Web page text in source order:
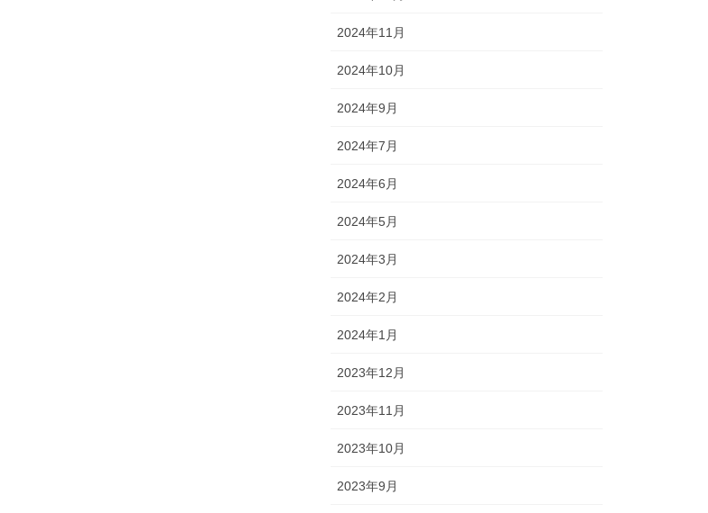
2024年11月
2024年10月
2024年9月
2024年7月
2024年6月
2024年5月
2024年3月
2024年2月
2024年1月
2023年12月
2023年11月
2023年10月
2023年9月